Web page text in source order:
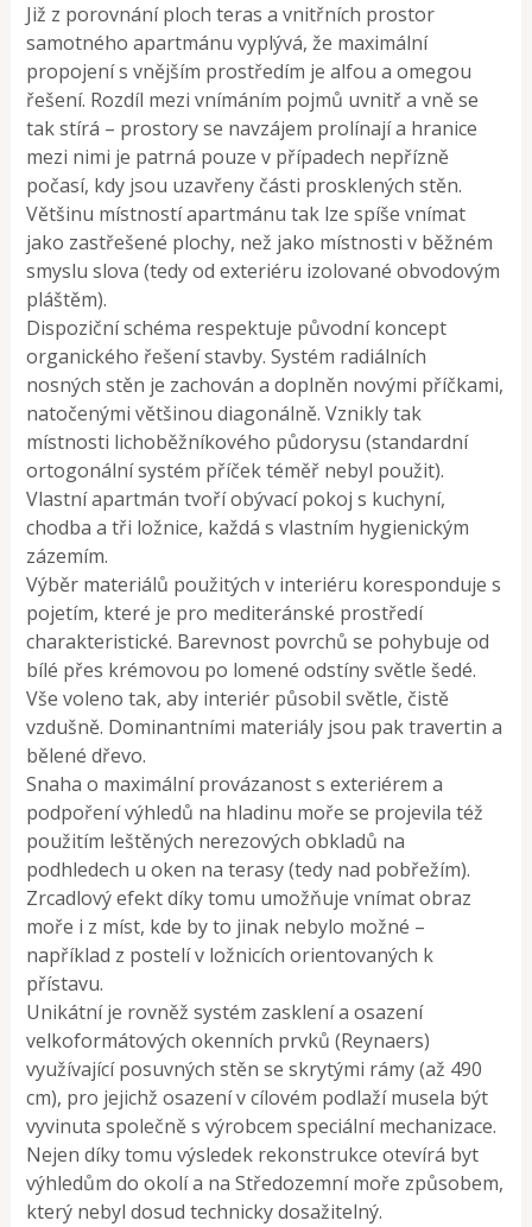
Již z porovnání ploch teras a vnitřních prostor
samotného apartmánu vyplývá, že maximální
propojení s vnějším prostředím je alfou a omegou
řešení. Rozdíl mezi vnímáním pojmů uvnitř a vně se
tak stírá – prostory se navzájem prolínají a hranice
mezi nimi je patrná pouze v případech nepřízně
počasí, kdy jsou uzavřeny části prosklených stěn.
Většinu místností apartmánu tak lze spíše vnímat
jako zastřešené plochy, než jako místnosti v běžném
smyslu slova (tedy od exteriéru izolované obvodovým
pláštěm).
Dispoziční schéma respektuje původní koncept
organického řešení stavby. Systém radiálních
nosných stěn je zachován a doplněn novými příčkami,
natočenými většinou diagonálně. Vznikly tak
místnosti lichoběžníkového půdorysu (standardní
ortogonální systém příček téměř nebyl použit).
Vlastní apartmán tvoří obývací pokoj s kuchyní,
chodba a tři ložnice, každá s vlastním hygienickým
zázemím.
Výběr materiálů použitých v interiéru koresponduje s
pojetím, které je pro mediteránské prostředí
charakteristické. Barevnost povrchů se pohybuje od
bílé přes krémovou po lomené odstíny světle šedé.
Vše voleno tak, aby interiér působil světle, čistě
vzdušně. Dominantními materiály jsou pak travertin a
bělené dřevo.
Snaha o maximální provázanost s exteriérem a
podpoření výhledů na hladinu moře se projevila též
použitím leštěných nerezových obkladů na
podhledech u oken na terasy (tedy nad pobřežím).
Zrcadlový efekt díky tomu umožňuje vnímat obraz
moře i z míst, kde by to jinak nebylo možné –
například z postelí v ložnicích orientovaných k
přístavu.
Unikátní je rovněž systém zasklení a osazení
velkoformátových okenních prvků (Reynaers)
využívající posuvných stěn se skrytými rámy (až 490
cm), pro jejichž osazení v cílovém podlaží musela být
vyvinuta společně s výrobcem speciální mechanizace.
Nejen díky tomu výsledek rekonstrukce otevírá byt
výhledům do okolí a na Středozemní moře způsobem,
který nebyl dosud technicky dosažitelný.